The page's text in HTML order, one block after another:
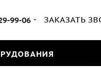
99-06 ЗАКАЗАТЬ